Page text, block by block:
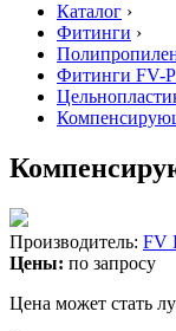
Каталог ›
Фитинги ›
Фитинги FV-
Производитель: FV
Цены: по запросу
Цена может стать